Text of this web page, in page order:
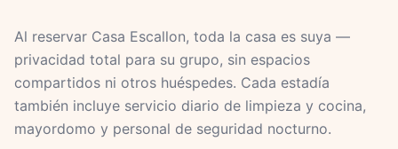
Al reservar Casa Escallon, toda la casa es suya —
privacidad total para su grupo, sin espacios
compartidos ni otros huéspedes. Cada estadía
también incluye servicio diario de limpieza y cocina,
mayordomo y personal de seguridad nocturno.